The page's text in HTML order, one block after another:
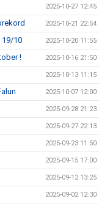
2025-10-27 12:45
2025-10-21 22:54
19/10 2025-10-20 11:55
! 2025-10-16 21:50
2025-10-13 11:15
2025-10-07 12:00
2025-09-28 21:23
2025-09-27 22:13
2025-09-23 11:50
2025-09-15 17:00
2025-09-12 13:25
2025-09-02 12:30